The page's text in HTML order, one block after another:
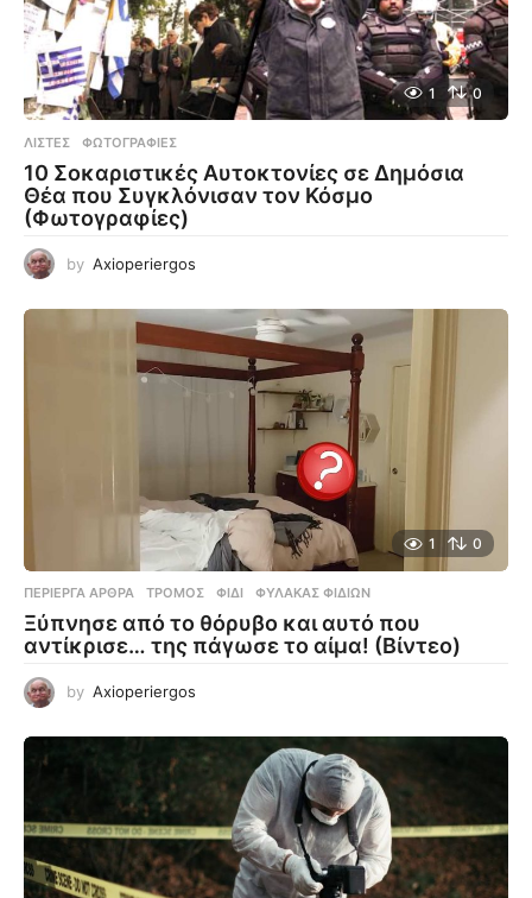
1 0
ΛΊΣΤΕΣ ,ΦΩΤΟΓΡΑΦΊΕΣ
10 Σοκαριστικές Αυτοκτονίες σε Δημόσια
Θέα που Συγκλόνισαν τον Κόσμο
(Φωτογραφίες)
by Axioperiergos
1 0
ΠΕΡΊΕΡΓΑ ΆΡΘΡΑ ΤΡΌΜΟΣ ,ΦΊΔΙ ,ΦΎΛΑΚΑΣ ΦΙΔΙΏΝ
Ξύπνησε από το θόρυβο και αυτό που
αντίκρισε… της πάγωσε το αίμα! (Βίντεο)
by Axioperiergos